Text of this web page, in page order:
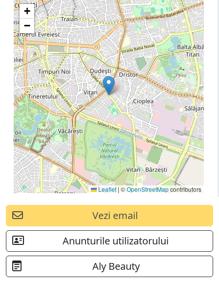
+
−
Leaflet | ©OpenStreetMapcontributors
Vezi email
Anunturile utilizatorului
Aly Beauty